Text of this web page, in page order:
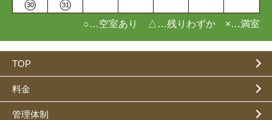
30 31
○…空室あり △…残りわずか ×…満室
TOP
料金
管理体制